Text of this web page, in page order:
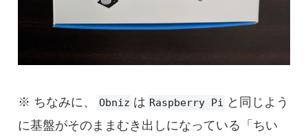
※ ちなみに、 Obniz は Raspberry Pi と同じよう
に基盤がそのままむき出しになっている「ちい